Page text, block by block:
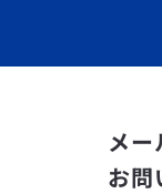
メー
お問